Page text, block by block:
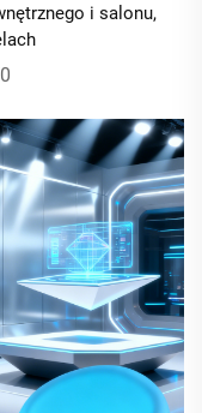
i salonu,